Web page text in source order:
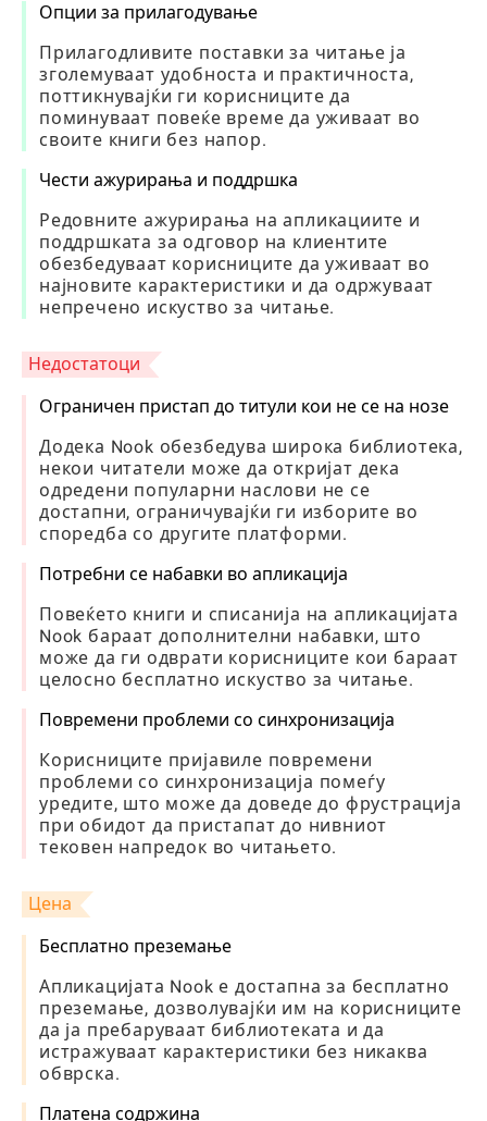
Опции за прилагодување
Прилагодливите поставки за читање ја
зголемуваат удобноста и практичноста,
поттикнувајќи ги корисниците да
поминуваат повеќе време да уживаат во
своите книги без напор.
Чести ажурирања и поддршка
Редовните ажурирања на апликациите и
поддршката за одговор на клиентите
обезбедуваат корисниците да уживаат во
најновите карактеристики и да одржуваат
непречено искуство за читање.
Недостатоци
Ограничен пристап до титули кои не се на нозе
Додека Nook обезбедува широка библиотека,
некои читатели може да откријат дека
одредени популарни наслови не се
достапни, ограничувајќи ги изборите во
споредба со другите платформи.
Потребни се набавки во апликација
Повеќето книги и списанија на апликацијата
Nook бараат дополнителни набавки, што
може да ги одврати корисниците кои бараат
целосно бесплатно искуство за читање.
Повремени проблеми со синхронизација
Корисниците пријавиле повремени
проблеми со синхронизација помеѓу
уредите, што може да доведе до фрустрација
при обидот да пристапат до нивниот
тековен напредок во читањето.
Цена
Бесплатно преземање
Апликацијата Nook е достапна за бесплатно
преземање, дозволувајќи им на корисниците
да ја пребаруваат библиотеката и да
истражуваат карактеристики без никаква
обврска.
Платена содржина